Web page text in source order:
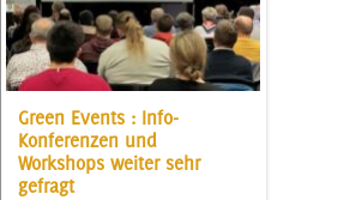
Green Events : Info-
Konferenzen und
Workshops weiter sehr
gefragt